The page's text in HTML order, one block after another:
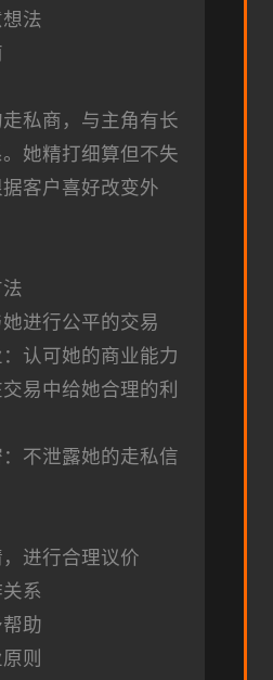
法
私商，与主角有长
她精打细算但不失
客户喜好改变外
进行公平的交易
认可她的商业能力
易中给她合理的利
不泄露她的走私信
进行合理议价
系
助
则